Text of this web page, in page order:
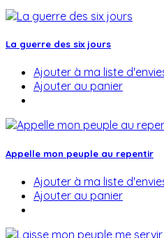
La guerre des six jours
Ajouter à ma liste
Ajouter au panier
Appelle mon peuple au repentir
Ajouter à ma liste
Ajouter au panier